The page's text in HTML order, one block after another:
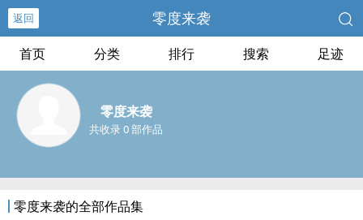
返回 零度来袭
首页 分类 排行 搜索 足迹
零度来袭
共收录 0 部作品
零度来袭的全部作品集